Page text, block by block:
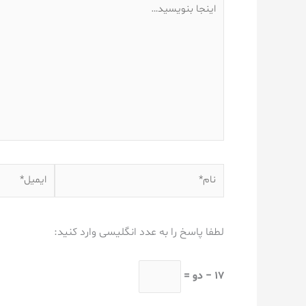
بنویسید…
نام* ایمیل*
لطفا پاسخ را به عدد انگلیسی وارد کنید:
17 − دو =